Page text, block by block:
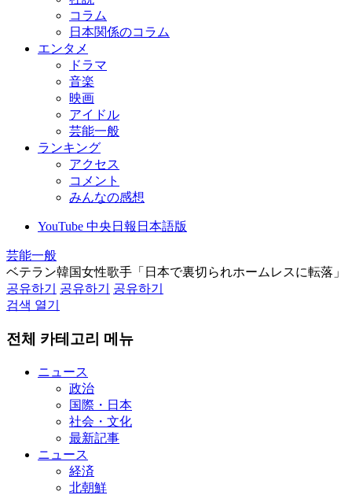
コラム
日本関係のコラム
エンタメ
ドラマ
音楽
映画
アイドル
芸能一般
ランキング
アクセス
コメント
みんなの感想
YouTube 中央日報日本語版
芸能一般
ベテラン韓国女性歌手「日本で裏切られホームレスに転落」
공유하기
공유하기
공유하기
검색 열기
전체 카테고리 메뉴
ニュース
政治
国際・日本
社会・文化
最新記事
ニュース
経済
北朝鮮